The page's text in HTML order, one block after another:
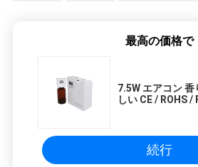
strain during long sessions.
4's visual clarity is fantastic
IPD correctly. The manual
smooth, and finding that
sessions. Highly r
最高の価格で
7.5W エアコン
しい CE / ROHS /
続行